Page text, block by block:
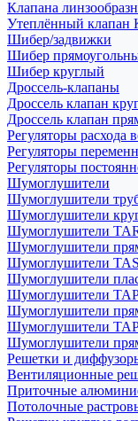
Клапана
Утеплённый клапан
Шибер/задвижки
Шибер
Шибер круглый
Дроссель-клапаны
Дроссель клапан
Дроссель клапан
Регуляторы расхода
Регуляторы
Регуляторы
Шумоглушители
Шумоглушители
Шумоглушители
Шумоглушители
Шумоглушители
Шумоглушители TAS
Шумоглушители
Шумоглушители
Шумоглушители
Шумоглушители
Шумоглушители
Решетки и
Вентиляционные
Приточные
Потолочные